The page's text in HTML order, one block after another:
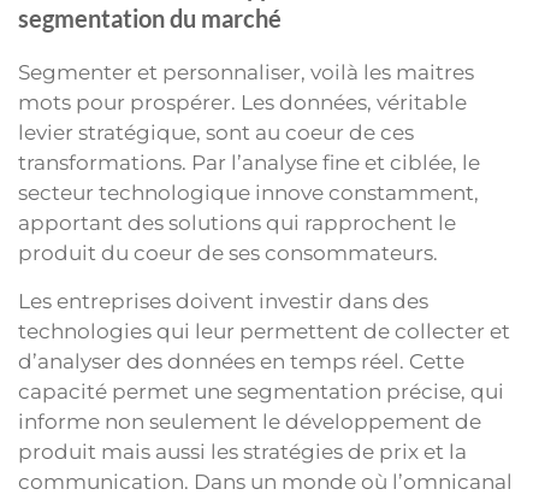
segmentation du marché
Segmenter et personnaliser, voilà les maitres
mots pour prospérer. Les données, véritable
levier stratégique, sont au coeur de ces
transformations. Par l’analyse fine et ciblée, le
secteur technologique innove constamment,
apportant des solutions qui rapprochent le
produit du coeur de ses consommateurs.
Les entreprises doivent investir dans des
technologies qui leur permettent de collecter et
d’analyser des données en temps réel. Cette
capacité permet une segmentation précise, qui
informe non seulement le développement de
produit mais aussi les stratégies de prix et la
communication. Dans un monde où l’omnicanal